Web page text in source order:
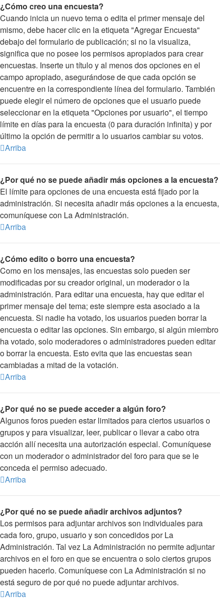
¿Cómo creo una encuesta?
Cuando inicia un nuevo tema o edita el primer mensaje del
mismo, debe hacer clic en la etiqueta "Agregar Encuesta"
debajo del formulario de publicación; si no la visualiza,
significa que no posee los permisos apropiados para crear
encuestas. Inserte un título y al menos dos opciones en el
campo apropiado, asegurándose de que cada opción se
encuentre en la correspondiente línea del formulario. También
puede elegir el número de opciones que el usuario puede
seleccionar en la etiqueta "Opciones por usuario", el tiempo
límite en días para la encuesta (0 para duración infinita) y por
último la opción de permitir a lo usuarios cambiar su votos.
Arriba
¿Por qué no se puede añadir más opciones a la encuesta?
El límite para opciones de una encuesta está fijado por la
administración. Si necesita añadir más opciones a la encuesta,
comuníquese con La Administración.
Arriba
¿Cómo edito o borro una encuesta?
Como en los mensajes, las encuestas solo pueden ser
modificadas por su creador original, un moderador o la
administración. Para editar una encuesta, hay que editar el
primer mensaje del tema; este siempre esta asociado a la
encuesta. Si nadie ha votado, los usuarios pueden borrar la
encuesta o editar las opciones. Sin embargo, si algún miembro
ha votado, solo moderadores o administradores pueden editar
o borrar la encuesta. Esto evita que las encuestas sean
cambiadas a mitad de la votación.
Arriba
¿Por qué no se puede acceder a algún foro?
Algunos foros pueden estar limitados para ciertos usuarios o
grupos y para visualizar, leer, publicar o llevar a cabo otra
acción allí necesita una autorización especial. Comuníquese
con un moderador o administrador del foro para que se le
conceda el permiso adecuado.
Arriba
¿Por qué no se puede añadir archivos adjuntos?
Los permisos para adjuntar archivos son individuales para
cada foro, grupo, usuario y son concedidos por La
Administración. Tal vez La Administración no permite adjuntar
archivos en el foro en que se encuentra o solo ciertos grupos
pueden hacerlo. Comuníquese con La Administración si no
está seguro de por qué no puede adjuntar archivos.
Arriba